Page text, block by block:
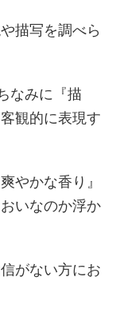
描写を調べら
なみに『描
観的に表現す
やかな香り』
いなのか浮か
がない方にお